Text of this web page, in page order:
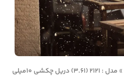
»
مدل : 2121 (3.61) دریل چکشی 10میلی